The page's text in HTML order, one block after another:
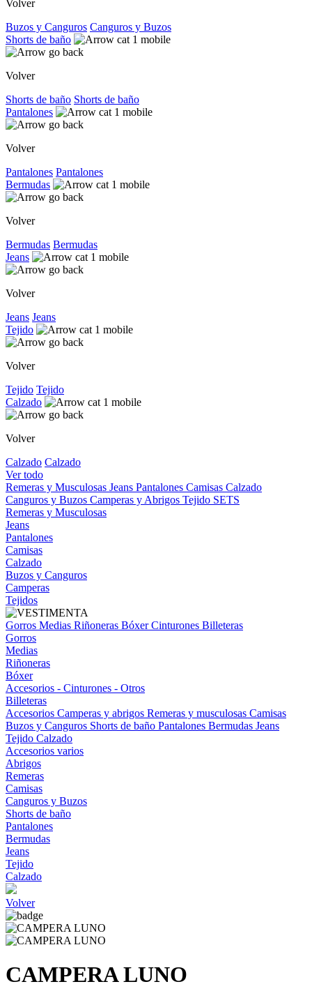
Volver
Buzos y Canguros Canguros y Buzos
Shorts de baño
Volver
Shorts de baño Shorts de baño
Pantalones
Volver
Pantalones Pantalones
Bermudas
Volver
Bermudas Bermudas
Jeans
Volver
Jeans Jeans
Tejido
Volver
Tejido Tejido
Calzado
Volver
Calzado Calzado
Ver todo
Remeras y Musculosas Jeans Pantalones Camisas Calzado
Canguros y Buzos Camperas y Abrigos Tejido SETS
Remeras y Musculosas
Jeans
Pantalones
Camisas
Calzado
Buzos y Canguros
Camperas
Tejidos
Gorros Medias Riñoneras BóxerCinturones Billeteras
Gorros
Medias
Riñoneras
Bóxer
Accesorios - Cinturones - Otros
Billeteras
Accesorios Camperas y abrigos Remeras y musculosas Camisas
Buzos y Canguros Shorts de baño Pantalones Bermudas Jeans
Tejido Calzado
Accesorios varios
Abrigos
Remeras
Camisas
Canguros y Buzos
Shorts de baño
Pantalones
Bermudas
Jeans
Tejido
Calzado
Volver
CAMPERA LUNO